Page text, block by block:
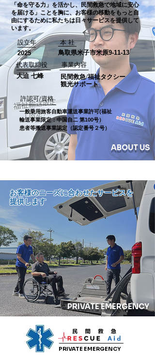
「命を守る力」を活かし、民間救急で地域に安心
を届ける」ことを胸に、お客様の移動をもっと自
由にするために私たちは日々サービスを提供して
います。
設立年
2025
鳥取県米子市米原9-11-13
本 社
代表取締役 ​事業内容
大迫 七峰
民間救急/福祉タクシー
​観光サポート
許認可/資格
一般乗用旅客自動車運送事業許可(福祉
輸送事業限定：中国自二 第100号）
患者等搬送事業認定（認定番号２号）
ABOUT US
お客様のニーズに合わせたサービスを
提供します
PRIVATE EMERGENCY
PRIVATE EMERGENCY